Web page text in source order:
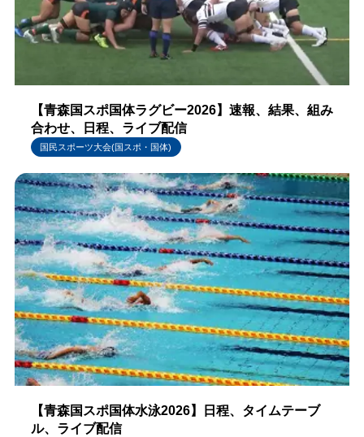
【青森国スポ国体ラグビー2026】速報、結果、組み
合わせ、日程、ライブ配信
国民スポーツ大会(国スポ・国体)
【青森国スポ国体水泳2026】日程、タイムテーブ
ル、ライブ配信